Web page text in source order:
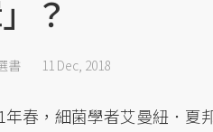
？
書 11 Dec, 2018
年春，細菌學者艾曼紐．